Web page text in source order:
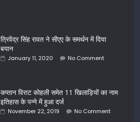
त्रिवेंद्र सिंह रावत ने सीएए के समर्थन में दिया
बयान
January 11, 2020 No Comment
कप्तान विराट कोहली समेत 11 खिलाड़ियों का नाम
इतिहास के पन्ने में हुआ दर्ज
November 22, 2019 No Comment